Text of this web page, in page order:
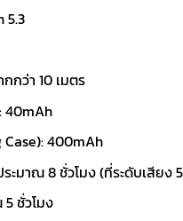
5.3
กว่า 10 เมตร
40mAh
400mAh
ะมาณ 8 ชั่วโมง (ที่ระดับเสียง
ชั่วโมง